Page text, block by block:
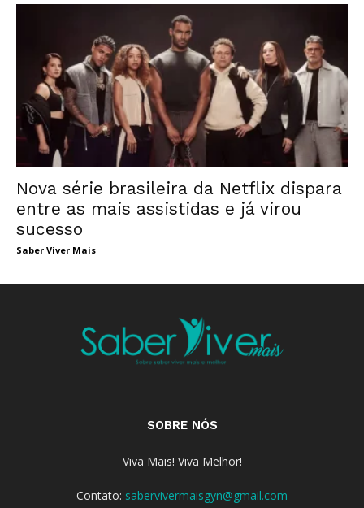
Nova série brasileira da Netflix dispara
entre as mais assistidas e já virou
sucesso
Saber Viver Mais
SOBRE NÓS
Viva Mais! Viva Melhor!
Contato: sabervivermaisgyn@gmail.com